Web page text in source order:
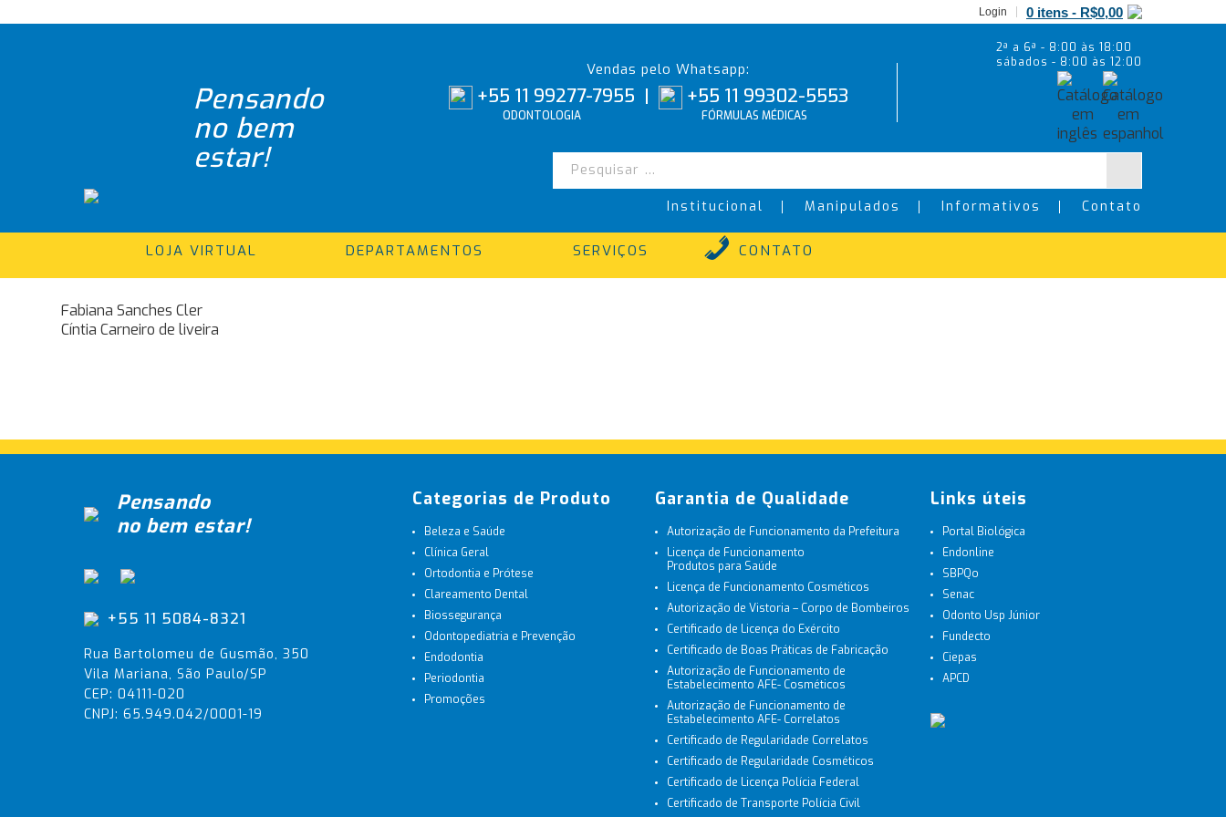
Login 0 itens - R$0,00
Pensando
no bem
estar!
Vendas pelo Whatsapp:
+55 11 99277-7955
ODONTOLOGIA
| +55 11 99302-5553
FÓRMULAS MÉDICAS
2ª a 6ª - 8:00 às 18:00
sábados - 8:00 às 12:00
Institucional Manipulados Informativos Contato
LOJA VIRTUAL DEPARTAMENTOS SERVIÇOS CONTATO
Navegação
Fabiana Sanches Cler
Cíntia Carneiro de liveira
Pensando
no bem estar!
+55 11 5084-8321
Rua Bartolomeu de Gusmão, 350
Vila Mariana, São Paulo/SP
CEP: 04111-020
CNPJ: 65.949.042/0001-19
Categorias de Produto
Beleza e Saúde
Clínica Geral
Ortodontia e Prótese
Clareamento Dental
Biossegurança
Odontopediatria e Prevenção
Endodontia
Periodontia
Promoções
Garantia de Qualidade
Autorização de Funcionamento da Prefeitura
Licença de Funcionamento
Produtos para Saúde
Licença de Funcionamento Cosméticos
Autorização de Vistoria – Corpo de Bombeiros
Certificado de Licença do Exército
Certificado de Boas Práticas de Fabricação
Autorização de Funcionamento de
Estabelecimento AFE- Cosméticos
Autorização de Funcionamento de
Estabelecimento AFE- Correlatos
Certificado de Regularidade Correlatos
Certificado de Regularidade Cosméticos
Certificado de Licença Polícia Federal
Certificado de Transporte Polícia Civil
Links úteis
Portal Biológica
Endonline
SBPQo
Senac
Odonto Usp Júnior
Fundecto
Ciepas
APCD